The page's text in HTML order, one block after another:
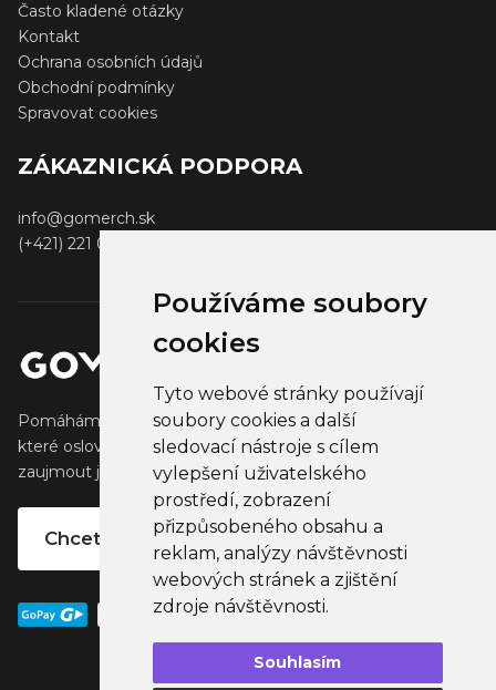
Používáme soubory
cookies
Tyto webové stránky používají
soubory cookies a další
sledovací nástroje s cílem
vylepšení uživatelského
prostředí, zobrazení
přizpůsobeného obsahu a
reklam, analýzy návštěvnosti
webových stránek a zjištění
zdroje návštěvnosti.
Souhlasím
Často kladené otázky
Kontakt
Ochrana osobních údajů
Obchodní podmínky
Spravovat cookies
ZÁKAZNICKÁ PODPORA
info@gomerch.sk
(+421) 221 001 000
Pomáháme tvůrcům vytvářet a prodávat populární zboží,
které oslovuje jejich fanoušky. Pomáháme firmám
zaujmout jejich klienty, partnery a zaměstnance.
Chcete vlastní merchandise?